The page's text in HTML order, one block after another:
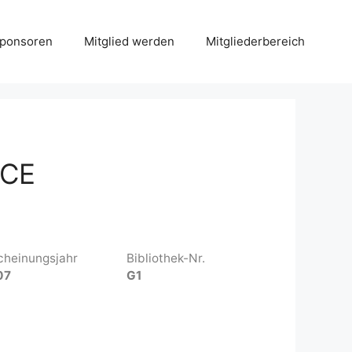
Mitglied werden Mitgliederbereich
Bibliothek-Nr.
G1